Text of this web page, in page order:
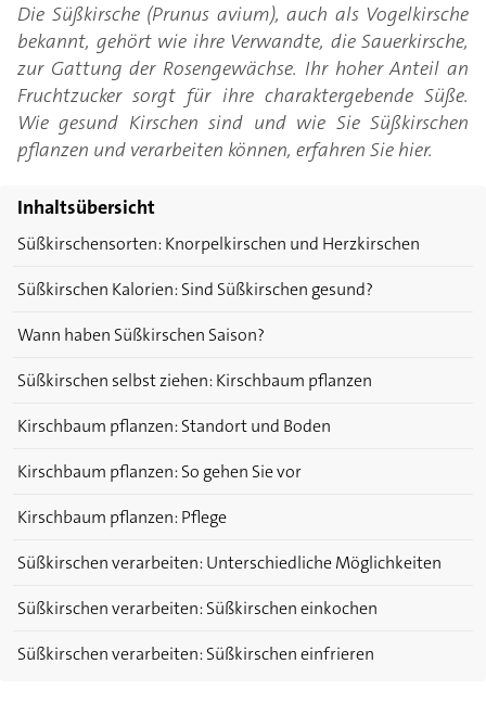
Die Süßkirsche (Prunus avium), auch als Vogelkirsche
bekannt, gehört wie ihre Verwandte, die Sauerkirsche,
zur Gattung der Rosengewächse. Ihr hoher Anteil an
Fruchtzucker sorgt für ihre charaktergebende Süße.
Wie gesund Kirschen sind und wie Sie Süßkirschen
pflanzen und verarbeiten können, erfahren Sie hier.
Inhaltsübersicht
Süßkirschensorten: Knorpelkirschen und Herzkirschen
Süßkirschen Kalorien: Sind Süßkirschen gesund?
Wann haben Süßkirschen Saison?
Süßkirschen selbst ziehen: Kirschbaum pflanzen
Kirschbaum pflanzen: Standort und Boden
Kirschbaum pflanzen: So gehen Sie vor
Kirschbaum pflanzen: Pflege
Süßkirschen verarbeiten: Unterschiedliche Möglichkeiten
Süßkirschen verarbeiten: Süßkirschen einkochen
Süßkirschen verarbeiten: Süßkirschen einfrieren